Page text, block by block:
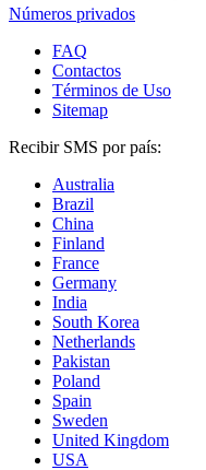
Números privados
FAQ
Contactos
Términos de Uso
Sitemap
Recibir SMS por país:
Australia
Brazil
China
Finland
France
Germany
India
South Korea
Netherlands
Pakistan
Poland
Spain
Sweden
United Kingdom
USA